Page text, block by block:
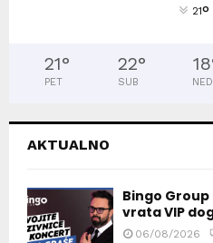
21°
21°
PET
22°
SUB
18
NED
AKTUALNO
Bingo
vrata VIP
06/08/2026